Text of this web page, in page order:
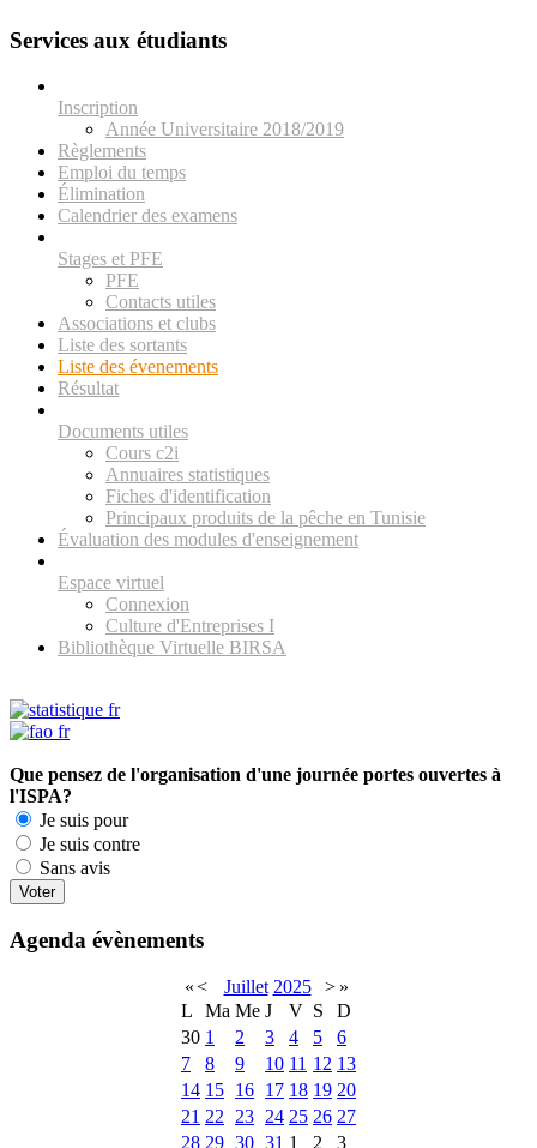
Services aux étudiants
Inscription
Année Universitaire 2018/2019
Règlements
Emploi du temps
Élimination
Calendrier des examens
Stages et PFE
PFE
Contacts utiles
Associations et clubs
Liste des sortants
Liste des évenements
Résultat
Documents utiles
Cours c2i
Annuaires statistiques
Fiches d'identification
Principaux produits de la pêche en Tunisie
Évaluation des modules d'enseignement
Espace virtuel
Connexion
Culture d'Entreprises I
Bibliothèque Virtuelle BIRSA
Que pensez de l'organisation d'une journée portes ouvertes à
l'ISPA?
Je suis pour
Je suis contre
Sans avis
Agenda évènements
«< Juillet 2025 > »
L
Ma Me J V S
D
30 1 2 3 4 5
6
7
8 9 10 11 12 13
14 15 16 17 18 19 20
21 22 23 24 25 26 27
28 29 30 31 1 2
3